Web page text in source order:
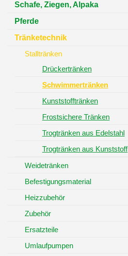
Schafe, Ziegen, Alpaka
Pferde
Tränketechnik
Stalltränken
Drückertränken
Schwimmertränken
Kunststofftränken
Frostsichere Tränken
Trogtränken aus Edelstahl
Trogtränken aus Kunststoff
Weidetränken
Befestigungsmaterial
Heizzubehör
Zubehör
Ersatzteile
Umlaufpumpen